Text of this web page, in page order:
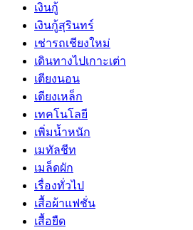
เงินกู้
เงินกู้สุรินทร์
เช่ารถเชียงใหม่
เดินทางไปเกาะเต่า
เตียงนอน
เตียงเหล็ก
เทคโนโลยี
เพิ่มน้ำหนัก
เมทัลชีท
เมล็ดผัก
เรื่องทั่วไป
เสื้อผ้าแฟชั่น
เสื้อยืด